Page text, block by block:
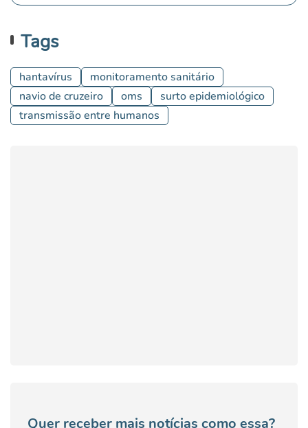
Tags
hantavírus
monitoramento sanitário
navio de cruzeiro
oms
surto epidemiológico
transmissão entre humanos
Quer receber mais notícias como essa?